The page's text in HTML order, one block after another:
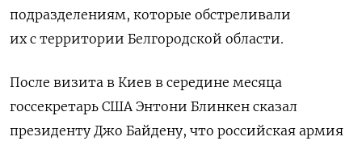
подразделениям, которые обстреливали
их с территории Белгородской области.
После визита в Киев в середине месяца
госсекретарь США Энтони Блинкен сказал
президенту Джо Байдену, что российская армия